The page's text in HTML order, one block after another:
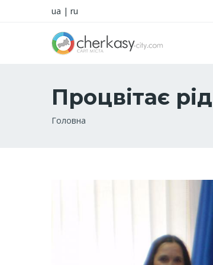
ua | ru
Процвітає
Рядок
Головна